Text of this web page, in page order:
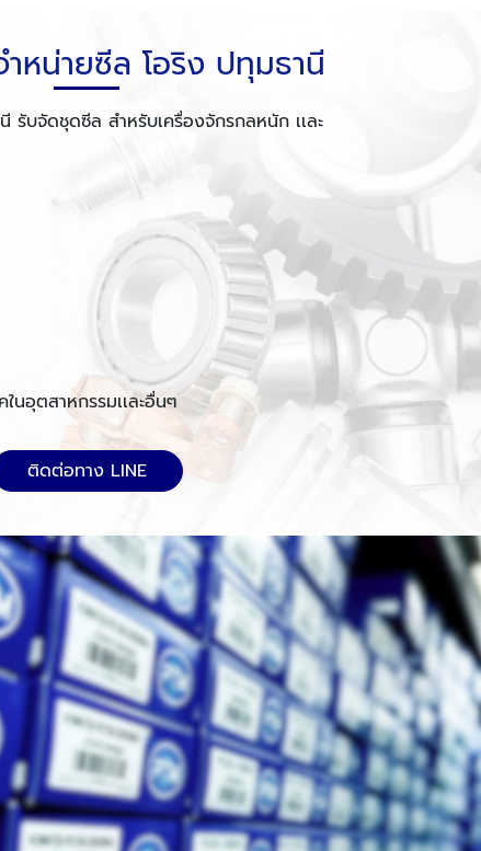
หน่ายซีล โอริง ปทุมธานี
รับจัดชุดซีล สำหรับเครื่องจักรกลหนัก เเละ
นอุตสาหกรรมเเละอื่นๆ
ติดต่อทาง LINE